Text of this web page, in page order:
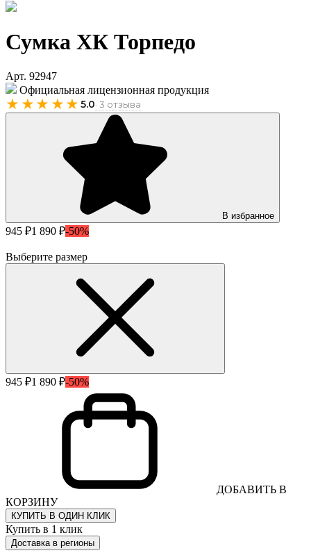
Сумка ХК Торпедо
Арт. 92947
Официальная лицензионная продукция
★★★★★ 5.0· 3 отзыва
В избранное
945 ₽1 890 ₽-50%
Выберите размер
945 ₽1 890 ₽-50%
ДОБАВИТЬ В
КОРЗИНУ
КУПИТЬ В ОДИН КЛИК
Купить в 1 клик
Доставка в регионы